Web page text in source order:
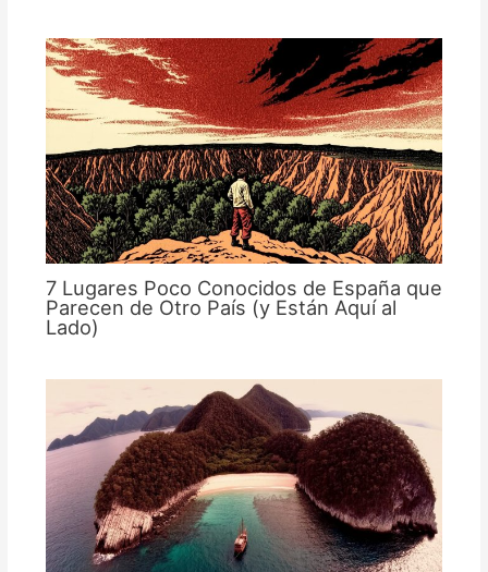
7 Lugares Poco Conocidos de España que
Parecen de Otro País (y Están Aquí al
Lado)